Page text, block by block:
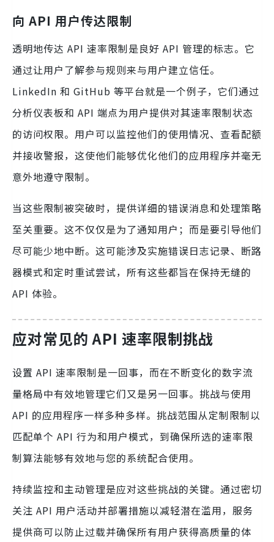
向 API 用户传达限制
透明地传达 API 速率限制是良好 API 管理的标志。它
通过让用户了解参与规则来与用户建立信任。
LinkedIn 和 GitHub 等平台就是一个例子，它们通过
分析仪表板和 API 端点为用户提供对其速率限制状态
的访问权限。用户可以监控他们的使用情况、查看配额
并接收警报，这使他们能够优化他们的应用程序并毫无
意外地遵守限制。
当这些限制被突破时，提供详细的错误消息和处理策略
至关重要。这不仅仅是为了通知用户；而是要引导他们
尽可能少地中断。这可能涉及实施错误日志记录、断路
器模式和定时重试尝试，所有这些都旨在保持无缝的
API 体验。
应对常见的 API 速率限制挑战
设置 API 速率限制是一回事，而在不断变化的数字流
量格局中有效地管理它们又是另一回事。挑战与使用
API 的应用程序一样多种多样。挑战范围从定制限制以
匹配单个 API 行为和用户模式，到确保所选的速率限
制算法能够有效地与您的系统配合使用。
持续监控和主动管理是应对这些挑战的关键。通过密切
关注 API 用户活动并部署措施以减轻潜在滥用，服务
提供商可以防止过载并确保所有用户获得高质量的体